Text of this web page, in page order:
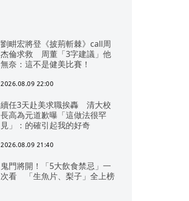
劉畊宏將登《披荊斬棘》call周
杰倫求救 周董「3字建議」他
無奈：這不是健美比賽！
2026.08.09 22:00
續任3天赴美求職挨轟 清大校
長高為元道歉曝「這做法很罕
見」：的確引起我的好奇
2026.08.09 21:40
鬼門將開！「5大飲食禁忌」一
次看 「生魚片、梨子」全上榜